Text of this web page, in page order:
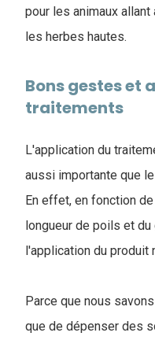
pour les animaux
les herbes hautes.
Bons gestes et
traitements
L'application du
aussi importante que
En effet, en fonction
longueur de poils et
l'application du produit
Parce que nous
que de dépenser des